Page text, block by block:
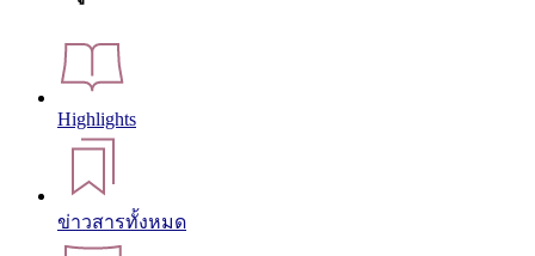
Highlights
ข่าวสารทั้งหมด